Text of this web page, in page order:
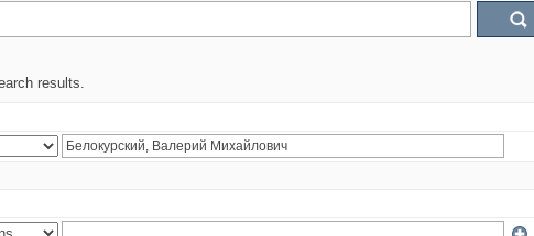
results.